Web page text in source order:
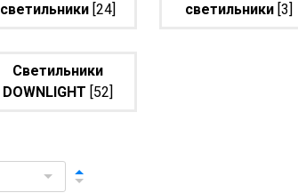
светильники [24]
светильники [3]
Светильники
DOWNLIGHT [52]